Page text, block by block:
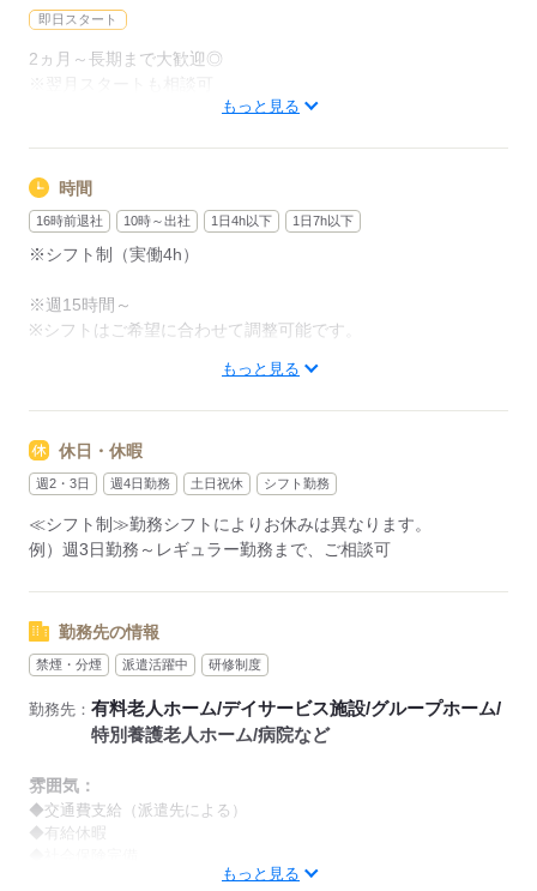
応募する
即日スタート
2ヵ月～長期まで大歓迎◎
※試用期間（初回2ヵ月契約）もっと見る
時間
16時前退社 10時～出社 1日4h以下 1日7h以下
※シフト制（実働4h）
※週15時間～
※シフトはご希望に合わせて調整可能です。
09：00～18：00
【遅番】
【夜勤】
17：00～10：00
2～3ヵ月程度のならし日勤が必要です
その他、
●週2日・1日4h～
●日勤のみ
など、いろんなシフトのお仕事をご紹介できます！
登録の際に、あなたのご希望をお聞かせください。
勤務したシフトを申請後、最短で2日後に給与GETも可能！
もっと見る
休日・休暇
週2・3日 週4日勤務 土日祝休 シフト勤務
≪シフト制≫勤務シフトによりお休みは異なります。
例）週3日勤務～レギュラー勤務まで、ご相談可
勤務先の情報
禁煙・分煙 派遣活躍中 研修制度
勤務先： 有料老人ホーム/デイサービス施設/グループホーム/
特別養護老人ホーム/病院など
雰囲気：
◆交通費支給（派遣先による）
◆有給休暇
※喫煙環境に関しては就業場所ごとに異なります。
もっと見る